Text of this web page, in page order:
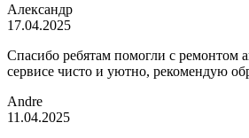
Александр
17.04.2025
Спасибо ребятам помогли с ремонтом
сервисе чисто и уютно, рекомендую
Andre
11.04.2025